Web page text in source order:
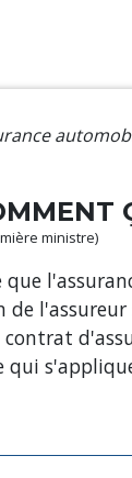
ministre)
l'assureur
qui